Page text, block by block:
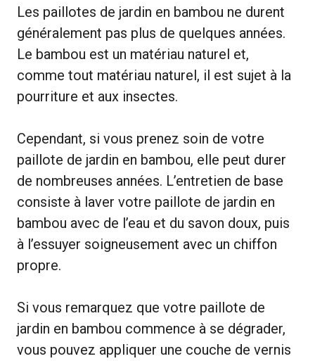
Les paillotes de jardin en bambou ne durent
généralement pas plus de quelques années.
Le bambou est un matériau naturel et,
comme tout matériau naturel, il est sujet à la
pourriture et aux insectes.
Cependant, si vous prenez soin de votre
paillote de jardin en bambou, elle peut durer
de nombreuses années. L’entretien de base
consiste à laver votre paillote de jardin en
bambou avec de l’eau et du savon doux, puis
à l’essuyer soigneusement avec un chiffon
propre.
Si vous remarquez que votre paillote de
jardin en bambou commence à se dégrader,
vous pouvez appliquer une couche de vernis